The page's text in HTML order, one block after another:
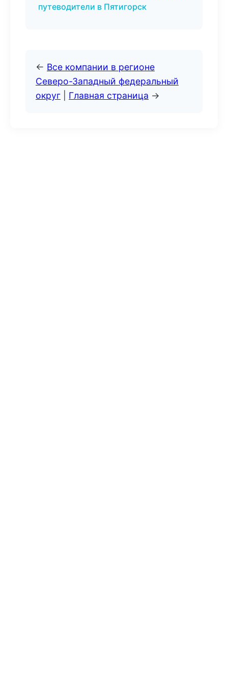
путеводители в Пятигорск
← Все компании в регионе
Северо-Западный федеральный
округ
Главная страница →